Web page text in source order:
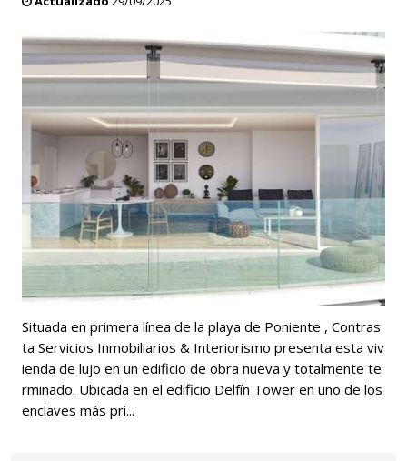
Situada en primera línea de la playa de Poniente , Contras
ta Servicios Inmobiliarios & Interiorismo presenta esta viv
ienda de lujo en un edificio de obra nueva y totalmente te
rminado. Ubicada en el edificio Delfín Tower en uno de los
enclaves más pri...